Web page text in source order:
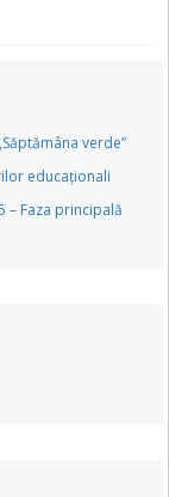
verde”
educaționali
– Faza principală